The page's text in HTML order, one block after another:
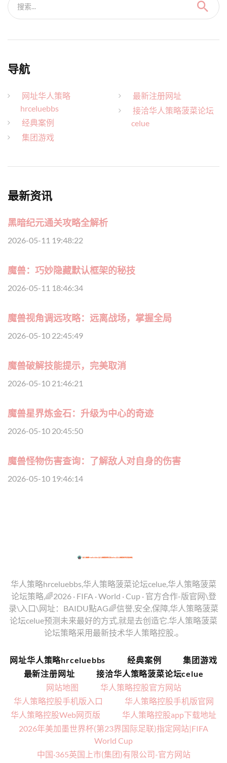
搜索...
导航
网址华人策略
hrceluebbs
经典案例
集团游戏
最新注册网址
接洽华人策略菠菜论坛
celue
最新资讯
黑暗纪元通关攻略全解析
2026-05-11 19:48:22
魔兽：巧妙隐藏默认框架的秘技
2026-05-11 18:46:34
魔兽视角调远攻略：远离战场，掌握全局
2026-05-10 22:45:49
魔兽破解技能提示，完美取消
2026-05-10 21:46:21
魔兽星界炼金石：升级为中心的奇迹
2026-05-10 20:45:50
魔兽怪物伤害查询：了解敌人对自身的伤害
2026-05-10 19:46:14
华人策略hrceluebbs,华人策略菠菜论坛celue,华人策略菠菜
论坛策略,🌈2026 · FIFA · World · Cup · 官方合作-版官网\登
录\入口\网址：BAIDU點AG🌈信誉,安全,保障,华人策略菠菜
论坛celue预测未来最好的方式,就是去创造它.华人策略菠菜
论坛策略采用最新技术华人策略控股.。
网址华人策略hrceluebbs 经典案例
集团游戏
最新注册网址
接洽华人策略菠菜论坛celue
网站地图
华人策略控股官方网站
华人策略控股手机版入口
华人策略控股手机版官网
华人策略控股Web网页版
华人策略控股app下载地址
2026年美加墨世界杯(第23界国际足联)指定网站|FIFA
World Cup
中国·365英国上市(集团)有限公司-官方网站